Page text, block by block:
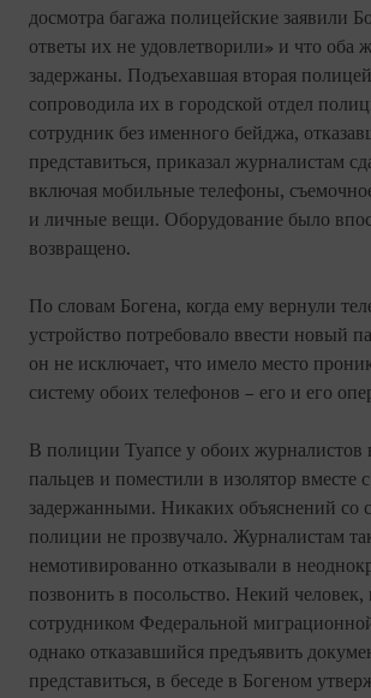
досмотра багажа полицейские заявили
ответы их не удовлетворили» и что оба
задержаны. Подъехавшая вторая
сопроводила их в городской отдел
сотрудник без именного бейджа,
представиться, приказал журналистам
включая мобильные телефоны,
и личные вещи. Оборудование было
возвращено.
По словам Богена, когда ему вернули
устройство потребовало ввести новый
он не исключает, что имело место
систему обоих телефонов – его и его
В полиции Туапсе у обоих журналистов
пальцев и поместили в изолятор вместе
задержанными. Никаких объяснений со
полиции не прозвучало. Журналистам
немотивированно отказывали в
позвонить в посольство. Некий
сотрудником Федеральной
однако отказавшийся предъявить
представиться, в беседе в Богеном